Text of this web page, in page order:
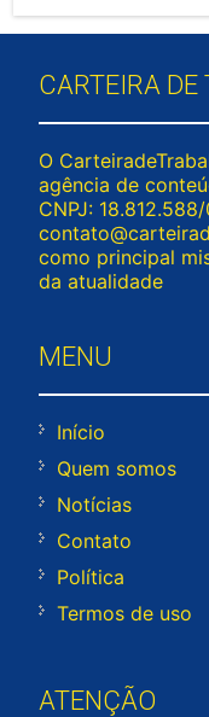
CARTEIRA
O
agência de
CNPJ:
como principal
da atualidade
MENU
Início
Quem somos
Notícias
Contato
Política
Termos de uso
ATENÇÃO